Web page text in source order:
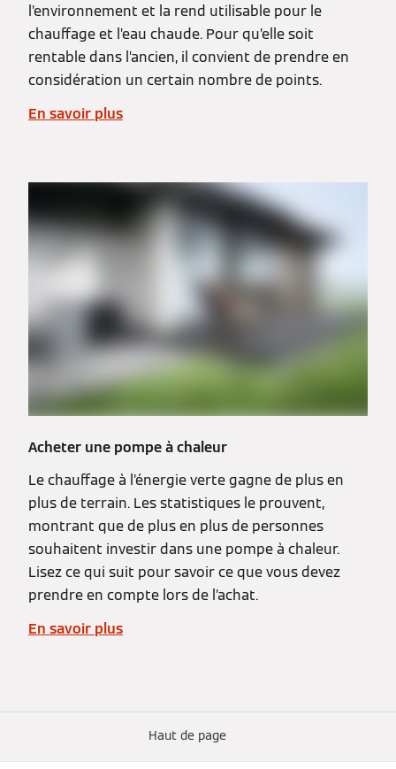
l’environnement et la rend utilisable pour le
chauffage et l’eau chaude. Pour qu’elle soit
rentable dans l’ancien, il convient de prendre en
considération un certain nombre de points.
En savoir plus
Acheter une pompe à chaleur
Le chauffage à l’énergie verte gagne de plus en
plus de terrain. Les statistiques le prouvent,
montrant que de plus en plus de personnes
souhaitent investir dans une pompe à chaleur.
Lisez ce qui suit pour savoir ce que vous devez
prendre en compte lors de l’achat.
En savoir plus
Haut de page